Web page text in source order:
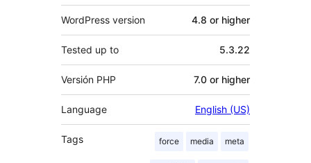
WordPress version 4.8 or higher
Tested up to 5.3.22
Versión PHP 7.0 or higher
Language English (US)
Tags force media meta